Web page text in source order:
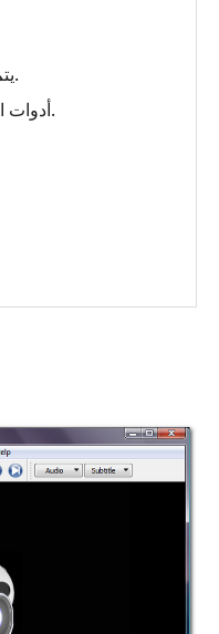
يتم إعطاء المعلومات والأدلة.
أدوات التخصيص المضمنة متوفرة.